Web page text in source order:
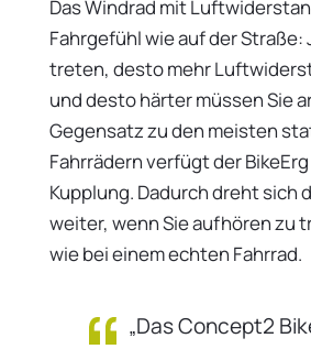
Das Windrad mit
Fahrgefühl wie auf der Straße:
treten, desto mehr
und desto härter müssen Sie
Gegensatz zu den meisten
Fahrrädern verfügt der
Kupplung. Dadurch dreht sich
weiter, wenn Sie aufhören zu
wie bei einem echten Fahrrad.
„Das Concept2